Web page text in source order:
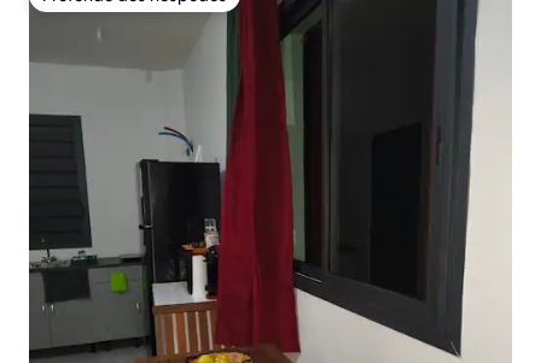
Preferido dos hóspedes